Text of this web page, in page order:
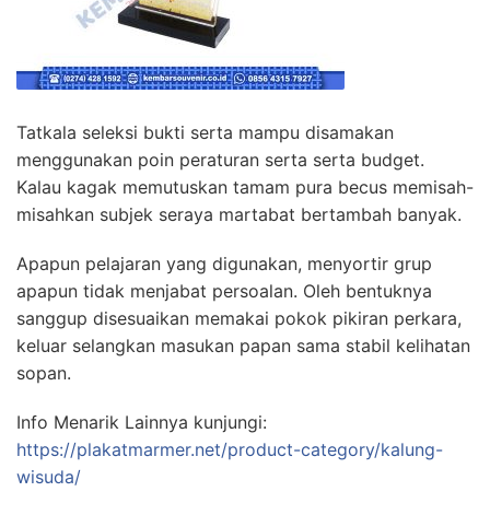
Tatkala seleksi bukti serta mampu disamakan
menggunakan poin peraturan serta serta budget.
Kalau kagak memutuskan tamam pura becus memisah-
misahkan subjek seraya martabat bertambah banyak.
Apapun pelajaran yang digunakan, menyortir grup
apapun tidak menjabat persoalan. Oleh bentuknya
sanggup disesuaikan memakai pokok pikiran perkara,
keluar selangkan masukan papan sama stabil kelihatan
sopan.
Info Menarik Lainnya kunjungi:
https://plakatmarmer.net/product-category/kalung-
wisuda/